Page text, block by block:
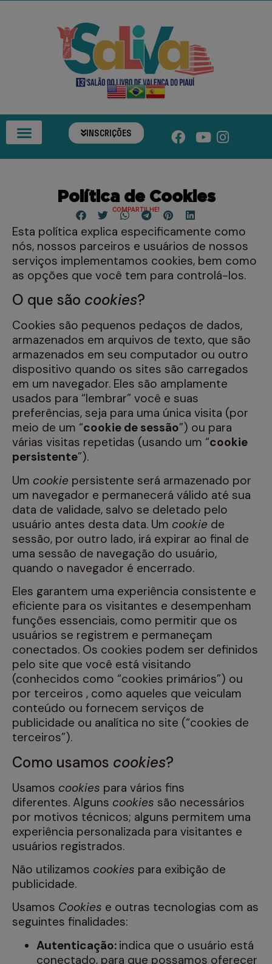
INSCRIÇÕES
Política de Cookies
COMPARTILHE!
Esta política explica especificamente como
nós, nossos parceiros e usuários de nossos
serviços implementamos cookies, bem como
as opções que você tem para controlá-los.
O que são cookies?
Cookies são pequenos pedaços de dados,
armazenados em arquivos de texto, que são
armazenados em seu computador ou outro
dispositivo quando os sites são carregados
em um navegador. Eles são amplamente
usados ​​para “lembrar” você e suas
preferências, seja para uma única visita (por
meio de um “cookie de sessão”) ou para
várias visitas repetidas (usando um “cookie
persistente”).
Um cookie persistente será armazenado por
um navegador e permanecerá válido até sua
data de validade, salvo se deletado pelo
usuário antes desta data. Um cookie de
sessão, por outro lado, irá expirar ao final de
uma sessão de navegação do usuário,
quando o navegador é encerrado.
Eles garantem uma experiência consistente e
eficiente para os visitantes e desempenham
funções essenciais, como permitir que os
usuários se registrem e permaneçam
conectados. Os cookies podem ser definidos
pelo site que você está visitando
(conhecidos como “cookies primários”) ou
por terceiros , como aqueles que veiculam
conteúdo ou fornecem serviços de
publicidade ou analítica no site (“cookies de
terceiros”).
Como usamos cookies?
Usamos cookies para vários fins
diferentes. Alguns cookies são necessários
por motivos técnicos; alguns permitem uma
experiência personalizada para visitantes e
usuários registrados.
Não utilizamos cookies para exibição de
publicidade.
Usamos Cookies e outras tecnologias com as
seguintes finalidades:
Autenticação: indica que o usuário está
conectado, para que possamos oferecer